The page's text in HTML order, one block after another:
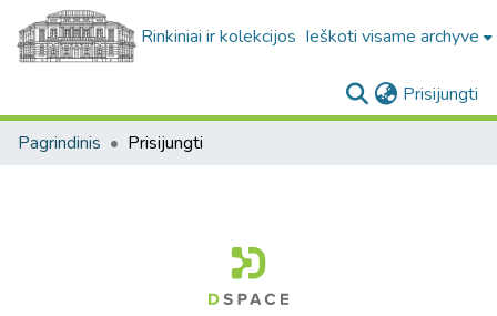
Rinkiniai ir kolekcijos Ieškoti visame archyve
Prisijungti
Pagrindinis Prisijungti